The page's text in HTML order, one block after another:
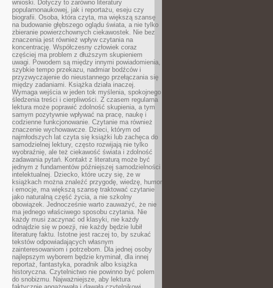
wnioski. Dotyczy to zarówno literatury
popularnonaukowej, jak i reportażu, eseju czy
biografii. Osoba, która czyta, ma większą szansę
na budowanie głębszego oglądu świata, a nie tylko
zbieranie powierzchownych ciekawostek. Nie bez
znaczenia jest również wpływ czytania na
koncentrację. Współczesny człowiek coraz
częściej ma problem z dłuższym skupieniem
uwagi. Powodem są między innymi powiadomienia,
szybkie tempo przekazu, nadmiar bodźców i
przyzwyczajenie do nieustannego przełączania się
między zadaniami. Książka działa inaczej.
Wymaga wejścia w jeden tok myślenia, spokojnego
śledzenia treści i cierpliwości. Z czasem regularna
lektura może poprawić zdolność skupienia, a tym
samym pozytywnie wpływać na pracę, naukę i
codzienne funkcjonowanie. Czytanie ma również
znaczenie wychowawcze. Dzieci, którym od
najmłodszych lat czyta się książki lub zachęca do
samodzielnej lektury, często rozwijają nie tylko
wyobraźnię, ale też ciekawość świata i zdolność
zadawania pytań. Kontakt z literaturą może być
jednym z fundamentów późniejszej samodzielności
intelektualnej. Dziecko, które uczy się, że w
książkach można znaleźć przygodę, wiedzę, humor
i emocje, ma większą szansę traktować czytanie
jako naturalną część życia, a nie szkolny
obowiązek. Jednocześnie warto zauważyć, że nie
ma jednego właściwego sposobu czytania. Nie
każdy musi zaczynać od klasyki, nie każdy
odnajdzie się w poezji, nie każdy będzie lubił
literaturę faktu. Istotne jest raczej to, by szukać
tekstów odpowiadających własnym
zainteresowaniom i potrzebom. Dla jednej osoby
najlepszym wyborem będzie kryminał, dla innej
reportaż, fantastyka, poradnik albo książka
historyczna. Czytelnictwo nie powinno być polem
do snobizmu. Najważniejsze, aby lektura